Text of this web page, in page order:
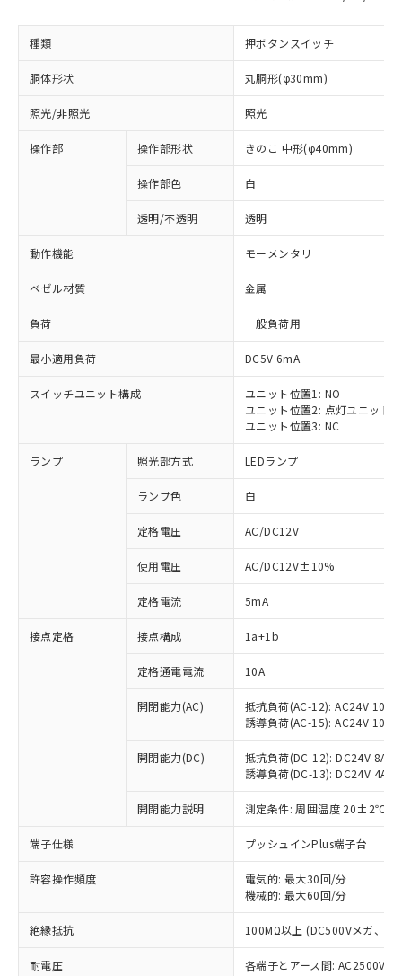
種類 押ボタンスイッチ
胴体形状 丸胴形(φ30mm)
照光/非照光 照光
操作部 操作部形状 きのこ 中形(φ40mm)
操作部色 白
透明/不透明 透明
動作機能 モーメンタリ
ベゼル材質 金属
負荷 一般負荷用
最小適用負荷 DC5V 6mA
スイッチユニット構成
ユニット位置1: NO
ユニット位置2: 点灯ユニット
ユニット位置3: NC
ランプ 照光部方式 LEDランプ
ランプ色 白
定格電圧 AC/DC12V
使用電圧 AC/DC12V±10%
定格電流 5mA
接点定格 接点構成 1a+1b
定格通電電流 10A
開閉能力(AC)
抵抗負荷(AC-12): AC24V 10A/
誘導負荷(AC-15): AC24V
開閉能力(DC)
抵抗負荷(DC-12): DC24V 8A/
誘導負荷(DC-13): DC24V 4A/
開閉能力説明 測定条件: 周囲温度 20±2℃、
端子仕様 プッシュインPlus端子台
許容操作頻度
電気的: 最大30回/分
機械的: 最大60回/分
絶縁抵抗 100MΩ以上 (DC500Vメガ、点
耐電圧
各端子とアース間: AC2500V
ご利用条件
以下の条件をお読みいただき、同意のうえ
本サービスは、当社制御機器事業取扱
商品の当社在庫状況および標準価格
(税抜)を提供させていただくもので
当社制御機器事業取扱商品の中には、
本サービスの対象外となる商品もある
ことをご了承ください。
※1 対応状況
対応済み：EU RoHS指令（10物質）の
非含有に対応した製品が提供可能な商品で
対応予定：EU RoHS指令（10物質）の非含
有に対応した製品に切り替える予定のある
対応予定なし：EU RoHS指令（10物質）の
非含有に非対応の商品で、対応品を出す予
調査・確認中：EU RoHS指令（10物質）の
非含有の対応状況を調査中または確認中の
商品です。
非該当品：ライセンス料など無形物で、有
仕入先様の事情により、非含有部品として
いたものが、含有品と判明した場合などや
「○」：最大均質材料含有率が中国RoHSの
基準値以下であることを示します。
「×」：最大均質材料含有率が中国RoHSの
基準値を超えていることを示します。
当社は、これら貴社製品のうち、外国